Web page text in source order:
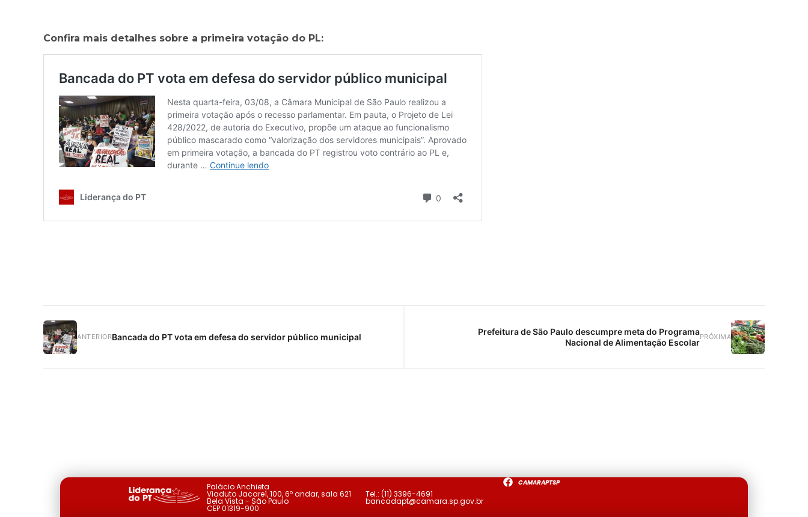
Confira mais detalhes sobre a primeira votação do PL:
ANTERIORBancada do PT vota em defesa do servidor público municipal PRÓXIMA
Prefeitura de São Paulo descumpre meta do Programa
Nacional de Alimentação Escolar
Palácio Anchieta
Viaduto Jacareí, 100, 6º andar, sala 621
Bela Vista - São Paulo
CEP 01319-900
Tel.: (11) 3396-4691
bancadapt@camara.sp.gov.br
CAMARAPTSP